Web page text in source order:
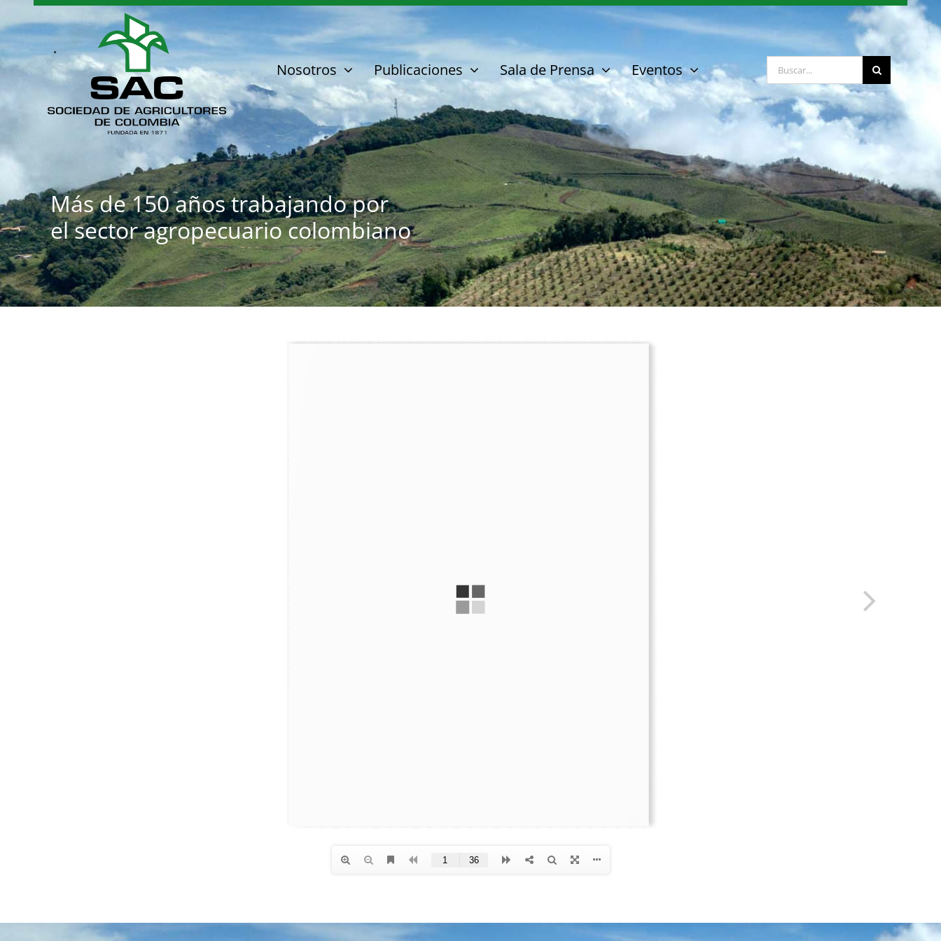
contenido
Nosotros Publicaciones Sala de Prensa Eventos Buscar:
Más de 150 años trabajando por
el sector agropecuario colombiano